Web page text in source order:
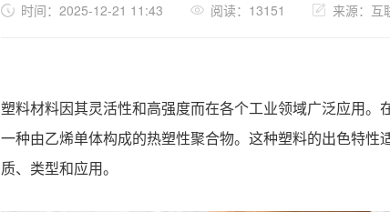
时间：2025-12-21 11:43 阅读：13151 来源：互
塑料材料因其灵活性和高强度而在各个工业领域广泛应用
一种由乙烯单体构成的热塑性聚合物。这种塑料的出色特
质、类型和应用。